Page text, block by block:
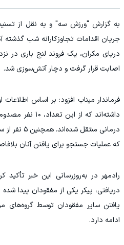
به گزارش "ورزش سه" و به نقل از
جریان اقدامات تجاوزکارانه شب گذشته
دریای مکران، یک فروند لنج باری در
اصابت قرار گرفت و دچار آتش‌سوزی شد.
داشته‌اند که از
درمانی
که عملیات جستجو برای یافتن آنان
رادمهر در به‌روزرسانی این خبر تأکید
دریافتی، پیکر یکی از مفقودان پیدا
یافتن سایر مفقودان توسط
ادامه دارد.